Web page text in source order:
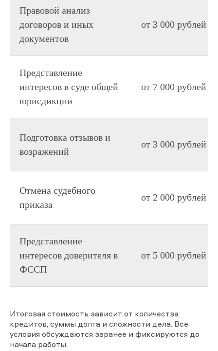
Правовой анализ
договоров и иных
документов
от 3 000 рублей
Представление
интересов в суде общей
юрисдикции
от 7 000 рублей
Подготовка отзывов и
возражений
от 3 000 рублей
Отмена судебного
приказа
от 2 000 рублей
Представление
интересов доверителя в
ФССП
от 5 000 рублей
Итоговая стоимость зависит от количества
кредитов, суммы долга и сложности дела. Все
условия обсуждаются заранее и фиксируются до
начала работы.